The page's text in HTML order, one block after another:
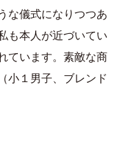
な儀式になりつつあ
も本人が近づいてい
ています。素敵な商
小１男子、ブレンド